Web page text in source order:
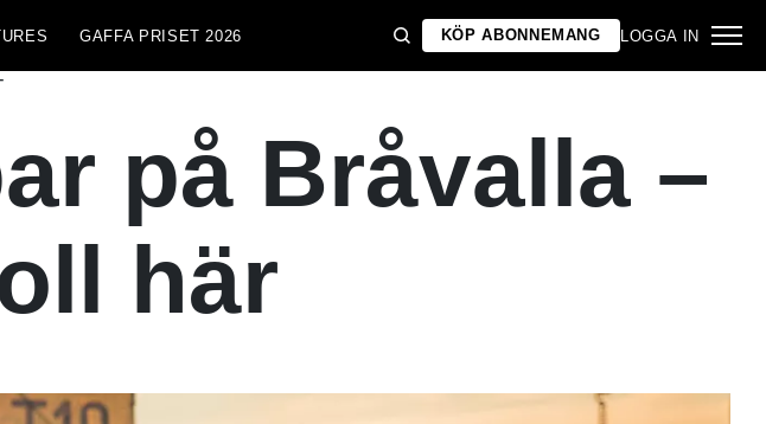
GAFFA PRISET 2026 KÖP ABONNEMANG LOGGA IN
på Bråvalla –
här